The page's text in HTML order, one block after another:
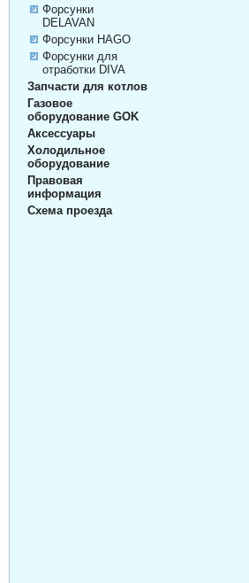
Форсунки
DELAVAN
Форсунки HAGO
Форсунки для
отработки DIVA
Запчасти для котлов
Газовое
оборудование GOK
Аксессуары
Холодильное
оборудование
Правовая
информация
Схема проезда